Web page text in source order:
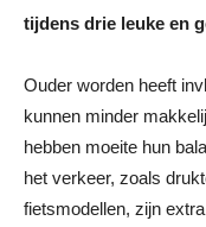
tijdens drie leuke en
Ouder worden heeft
kunnen minder
hebben moeite hun
het verkeer, zoals
fietsmodellen, zijn